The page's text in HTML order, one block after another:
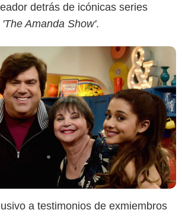
detrás de icónicas series
'The Amanda Show'.
a testimonios de exmiembros